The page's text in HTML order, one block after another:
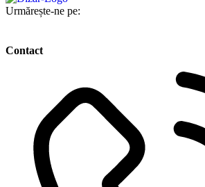
Urmărește-ne pe:
Contact